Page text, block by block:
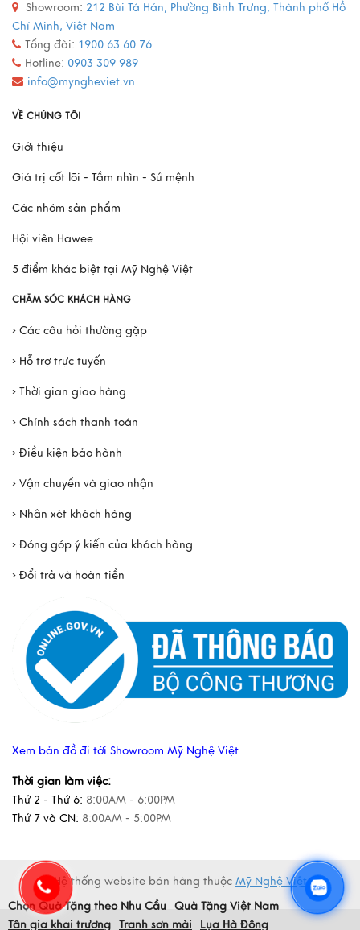
Quy trình sản xuất đồ đồng
Xem thêm
Mô Hình Thuyền France II - Món Quà Chinh Phục Mọi
Xem thêm
Showroom: 212 Bùi Tá Hán, Phường Bình Trưng, Thành phố Hồ
Chí Minh, Việt Nam
Tổng đài: 1900 63 60 76
Hotline: 0903 309 989
info@myngheviet.vn
VỀ CHÚNG TÔI
Giới thiệu
Giá trị cốt lõi - Tầm nhìn - Sứ mệnh
Các nhóm sản phẩm
Hội viên Hawee
5 điểm khác biệt tại Mỹ Nghệ Việt
CHĂM SÓC KHÁCH HÀNG
› Các câu hỏi thường gặp
› Hỗ trợ trực tuyến
› Thời gian giao hàng
› Chính sách thanh toán
› Điều kiện bảo hành
› Vận chuyển và giao nhận
› Nhận xét khách hàng
› Đóng góp ý kiến của khách hàng
› Đổi trả và hoàn tiền
Xem bản đồ đi tới Showroom Mỹ Nghệ Việt
Thời gian làm việc:
Thứ 2 - Thứ 6: 8:00AM - 6:00PM
Thứ 7 và CN: 8:00AM - 5:00PM
Hệ thống website bán hàng thuộc Mỹ Nghệ Việt
Chọn Quà Tặng theo Nhu Cầu
Quà Tặng Việt Nam
Tân gia khai trương Tranh sơn mài Lụa Hà Đông